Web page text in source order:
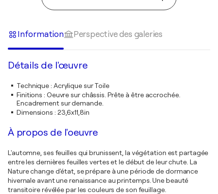
Information Perspective des galeries
Détails de l'œuvre
Technique: Acrylique sur Toile
Finitions : Oeuvre sur châssis. Prête à être accrochée.
Encadrement sur demande.
Dimensions : 23,6x11,8in
À propos de l'oeuvre
L'automne, ses feuilles qui brunissent, la végétation est partagée
entre les dernières feuilles vertes et le début de leur chute. La
Nature change d'état, se prépare à une période de dormance
hivernale avant une renaissance au printemps. Une beauté
transitoire révélée par les couleurs de son feuillage.